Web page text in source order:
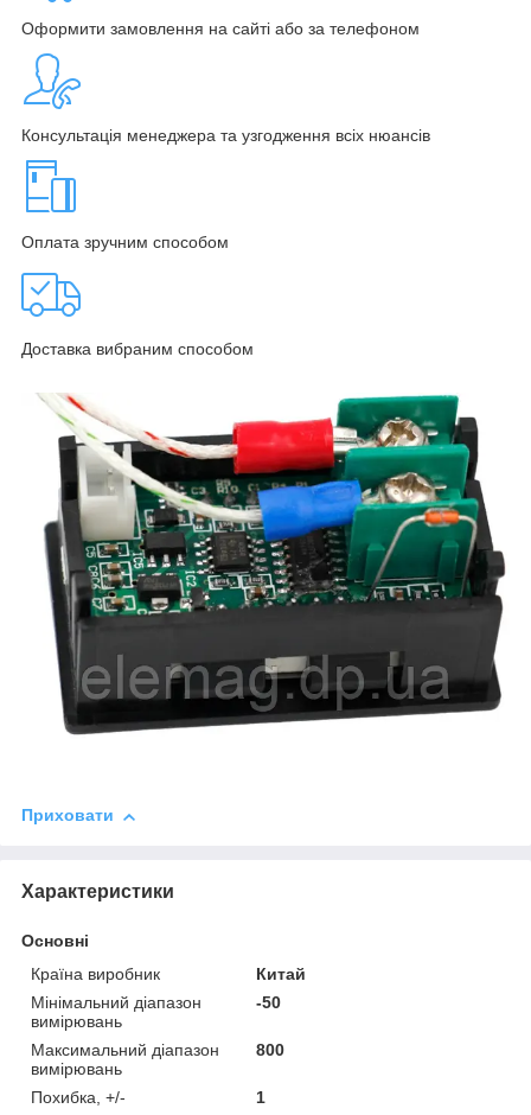
Оформити замовлення на сайті або за телефоном
Консультація менеджера та узгодження всіх нюансів
Оплата зручним способом
Доставка вибраним способом
Приховати
Характеристики
Основні
Країна виробник
Китай
Мінімальний діапазон
вимірювань
-50
Максимальний діапазон
вимірювань
800
Похибка, +/-
1